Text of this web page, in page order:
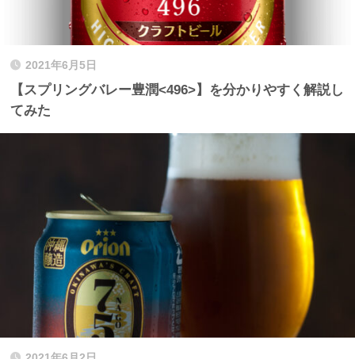
2021年6月5日
【スプリングバレー豊潤<496>】を分かりやすく解説し
てみた